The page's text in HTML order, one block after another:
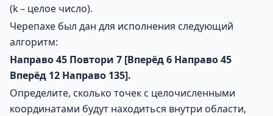
(k – целое число).
Черепахе был дан для исполнения следующий
алгоритм:
Направо45 Повтори 7 [Вперёд6 Направо45
Вперёд 12 Направо 135].
Определите, сколько точек с целочисленными
координатами будут находиться внутри области,